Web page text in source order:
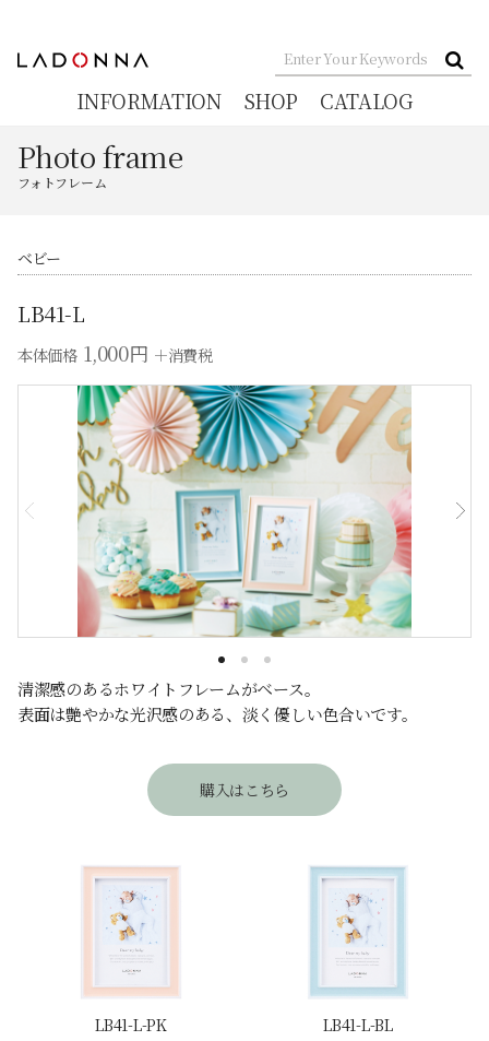
Photo frame
フォトフレーム
ベビー
LB41-L
本体価格 1,000円 ＋消費税
清潔感のあるホワイトフレームがベース。
表面は艶やかな光沢感のある、淡く優しい色合いです。
購入はこちら
LB41-L-PK LB41-L-BL
INFORMATION SHOP CATALOG